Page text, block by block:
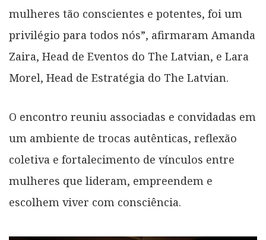
mulheres tão conscientes e potentes, foi um
privilégio para todos nós”, afirmaram Amanda
Zaira, Head de Eventos do The Latvian, e Lara
Morel, Head de Estratégia do The Latvian.
O encontro reuniu associadas e convidadas em
um ambiente de trocas autênticas, reflexão
coletiva e fortalecimento de vínculos entre
mulheres que lideram, empreendem e
escolhem viver com consciência.